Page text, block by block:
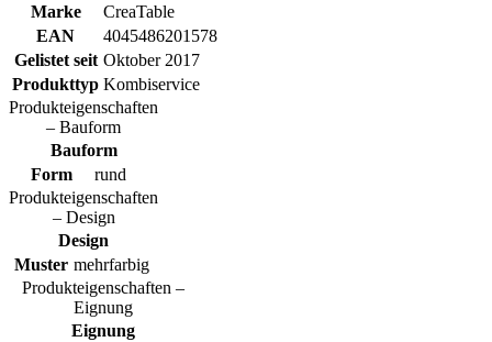
Marke
CreaTable
EAN
4045486201578
Gelistet seit Oktober 2017
Produkttyp Kombiservice
Produkteigenschaften
– Bauform
Bauform
Form
rund
Produkteigenschaften
– Design
Design
Muster mehrfarbig
Produkteigenschaften –
Eignung
Eignung